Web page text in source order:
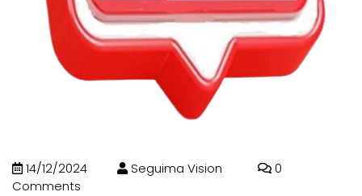
14/12/2024 Seguima Vision
0
Comments